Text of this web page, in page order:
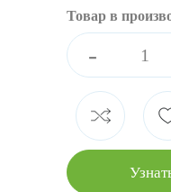
Товар в
-